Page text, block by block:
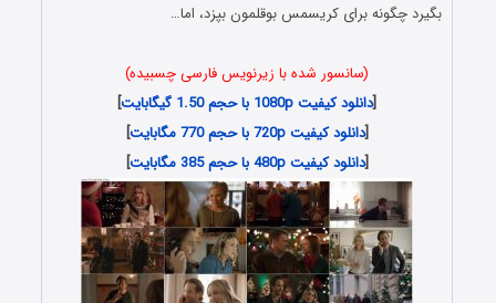
بگیرد چگونه برای کریسمس بوقلمون بپزد، اما…
(سانسور شده با زیرنویس فارسی چسبیده)
[دانلود کیفیت 1080p با حجم 1.50 گیگابایت
]
[دانلود کیفیت 720p با حجم 770 مگابایت
]
[دانلود کیفیت 480p با حجم 385 مگابایت ]